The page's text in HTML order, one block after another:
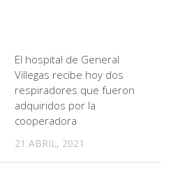
El hospital de General
Villegas recibe hoy dos
respiradores que fueron
adquiridos por la
cooperadora
21 ABRIL, 2021